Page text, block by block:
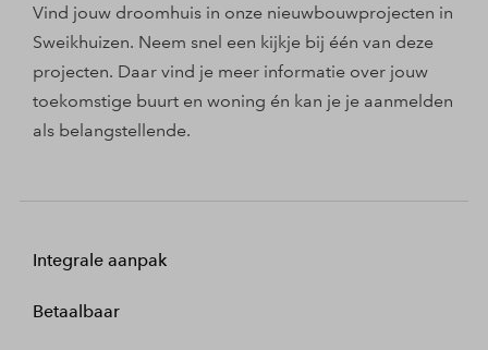
Vind jouw droomhuis in onze nieuwbouwprojecten in
Sweikhuizen. Neem snel een kijkje bij één van deze
projecten. Daar vind je meer informatie over jouw
toekomstige buurt en woning én kan je je aanmelden
als belangstellende.
Integrale aanpak
Betaalbaar